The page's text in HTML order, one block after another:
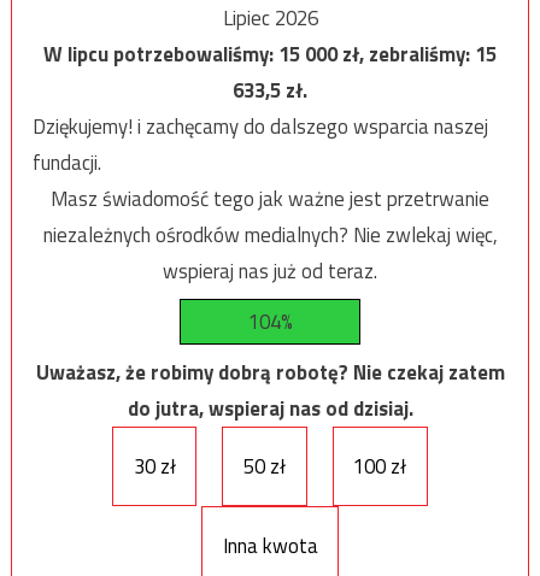
Lipiec 2026
W lipcu potrzebowaliśmy:15 000zł, zebraliśmy:15
633,5zł.
Dziękujemy! i zachęcamy do dalszego wsparcia naszej
fundacji.
Masz świadomość tego jak ważne jest przetrwanie
niezależnych ośrodków medialnych? Nie zwlekaj więc,
wspieraj nas już od teraz.
104%
Uważasz, że robimy dobrą robotę? Nie czekaj zatem
do jutra, wspieraj nas od dzisiaj.
30 zł
50 zł 100 zł
Inna kwota